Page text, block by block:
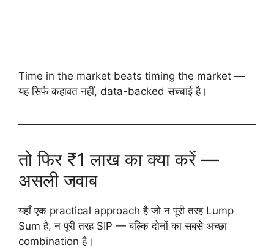
Time in the market beats timing the market —
यह सिर्फ कहावत नहीं, data-backed सच्चाई है।
तो फिर ₹1 लाख का क्या करें —
असली जवाब
यहाँ एक practical approach है जो न पूरी तरह Lump
Sum है, न पूरी तरह SIP — बल्कि दोनों का सबसे अच्छा
combination है।